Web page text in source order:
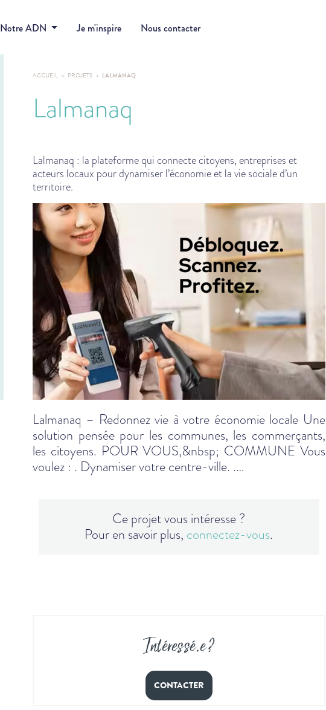
Notre ADN Je m'inspire Nous contacter
ACCUEIL PROJETS LALMANAQ
Lalmanaq
Lalmanaq : la plateforme qui connecte citoyens, entreprises et
acteurs locaux pour dynamiser l’économie et la vie sociale d’un
territoire.
Lalmanaq – Redonnez vie à votre économie locale Une
solution pensée pour les communes, les commerçants,
les citoyens. POUR VOUS,&nbsp; COMMUNE Vous
voulez : . Dynamiser votre centre-ville. .…
Ce projet vous intéresse ?
Pour en savoir plus, connectez-vous.
Intéressé.e ?
CONTACTER